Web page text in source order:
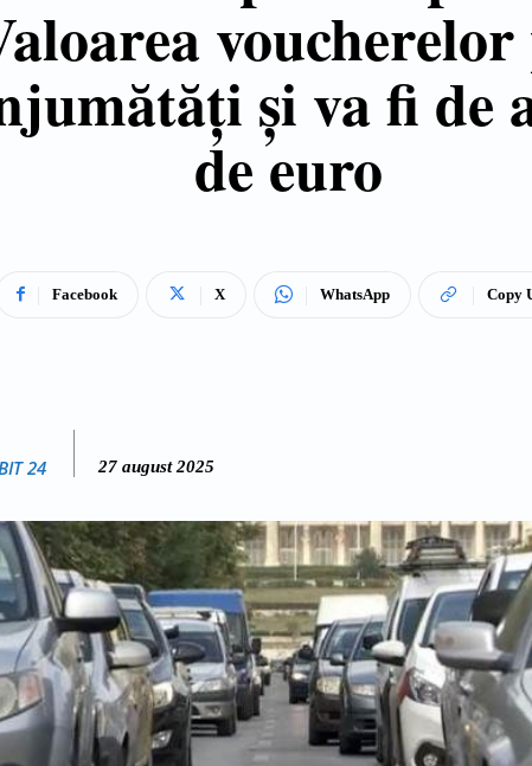
și va fi de
de euro
Facebook X WhatsApp Copy
24 27 august 2025